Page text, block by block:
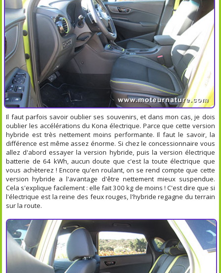
Il faut parfois savoir oublier ses souvenirs, et dans mon cas, je dois
oublier les accélérations du Kona électrique. Parce que cette version
hybride est très nettement moins performante. Il faut le savoir, la
différence est même assez énorme. Si chez le concessionnaire vous
allez d'abord essayer la version hybride, puis la version électrique
batterie de 64 kWh, aucun doute que c'est la toute électrique que
vous achèterez ! Encore qu'en roulant, on se rend compte que cette
version hybride a l'avantage d'être nettement mieux suspendue.
Cela s'explique facilement : elle fait 300 kg de moins ! C'est dire que si
l'électrique est la reine des feux rouges, l'hybride regagne du terrain
sur la route.